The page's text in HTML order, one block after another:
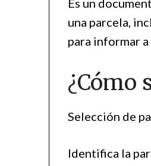
Es un
una parcela,
para informar
¿Cómo
Selección de
Identifica la